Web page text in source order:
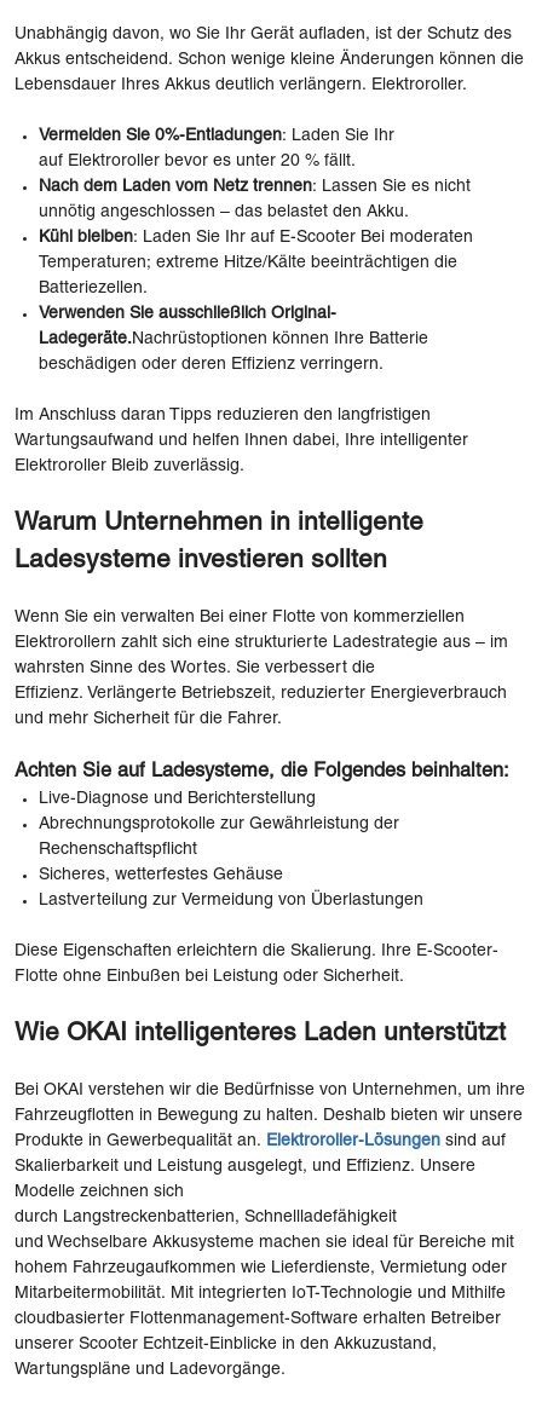
Unabhängig davon, wo Sie Ihr Gerät aufladen, ist der Schutz des
Akkus entscheidend. Schon wenige kleine Änderungen können die
Lebensdauer Ihres Akkus deutlich verlängern. Elektroroller.
Vermeiden Sie 0%-Entladungen: Laden Sie Ihr
auf Elektroroller bevor es unter 20 % fällt.
Nach dem Laden vom Netz trennen: Lassen Sie es nicht
unnötig angeschlossen – das belastet den Akku.
Kühl bleiben: Laden Sie Ihr auf E-Scooter Bei moderaten
Temperaturen; extreme Hitze/Kälte beeinträchtigen die
Batteriezellen.
Verwenden Sie ausschließlich Original-
Ladegeräte.Nachrüstoptionen können Ihre Batterie
beschädigen oder deren Effizienz verringern.
Im Anschluss daran Tipps reduzieren den langfristigen
Wartungsaufwand und helfen Ihnen dabei, Ihre intelligenter
Elektroroller Bleib zuverlässig.
Warum Unternehmen in intelligente
Ladesysteme investieren sollten
Wenn Sie ein verwalten Bei einer Flotte von kommerziellen
Elektrorollern zahlt sich eine strukturierte Ladestrategie aus – im
wahrsten Sinne des Wortes. Sie verbessert die
Effizienz. Verlängerte Betriebszeit, reduzierter Energieverbrauch
und mehr Sicherheit für die Fahrer.
Achten Sie auf Ladesysteme, die Folgendes beinhalten:
Live-Diagnose und Berichterstellung
Abrechnungsprotokolle zur Gewährleistung der
Rechenschaftspflicht
Sicheres, wetterfestes Gehäuse
Lastverteilung zur Vermeidung von Überlastungen
Diese Eigenschaften erleichtern die Skalierung. Ihre E-Scooter-
Flotte ohne Einbußen bei Leistung oder Sicherheit.
Wie OKAI intelligenteres Laden unterstützt
Bei OKAI verstehen wir die Bedürfnisse von Unternehmen, um ihre
Fahrzeugflotten in Bewegung zu halten. Deshalb bieten wir unsere
Produkte in Gewerbequalität an.
Elektroroller-Lösungen sind auf
Skalierbarkeit und Leistung ausgelegt, und Effizienz. Unsere
Modelle zeichnen sich
durch Langstreckenbatterien, Schnellladefähigkeit
und Wechselbare Akkusysteme machen sie ideal für Bereiche mit
hohem Fahrzeugaufkommen wie Lieferdienste, Vermietung oder
Mitarbeitermobilität. Mit integrierten IoT-Technologie und Mithilfe
cloudbasierter Flottenmanagement-Software erhalten Betreiber
unserer Scooter Echtzeit-Einblicke in den Akkuzustand,
Wartungspläne und Ladevorgänge.